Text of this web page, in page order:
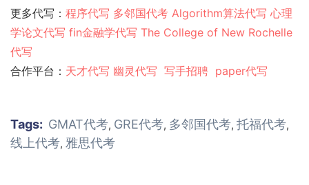
更多代写： 程序代写 多邻国代考 Algorithm算法代写 心理
学论文代写 fin金融学代写 The College of New Rochelle
代写
合作平台： 天才代写 幽灵代写 写手招聘 paper代写
Tags: GMAT代考, GRE代考, 多邻国代考, 托福代考,
线上代考, 雅思代考